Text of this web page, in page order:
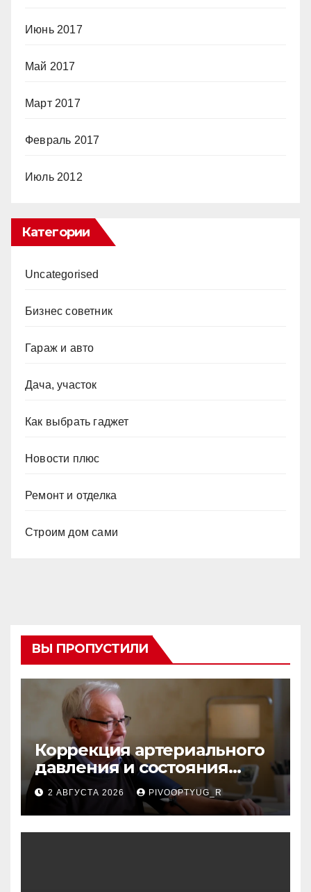
Июнь 2017
Май 2017
Март 2017
Февраль 2017
Июль 2012
Категории
Uncategorised
Бизнес советник
Гараж и авто
Дача, участок
Как выбрать гаджет
Новости плюс
Ремонт и отделка
Строим дом сами
ВЫ ПРОПУСТИЛИ
Коррекция артериального
давления и состояния
сосудов в профилактике
инсульта
2 АВГУСТА 2026 PIVOOPTYUG_R